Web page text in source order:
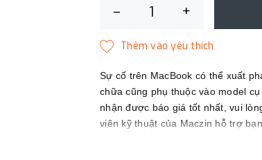
– +
Sự cố trên MacBook có thể xuất
chữa cũng phụ thuộc vào model
nhận được báo giá tốt nhất, vui
viên kỹ thuật của Maczin hỗ trợ bạn.